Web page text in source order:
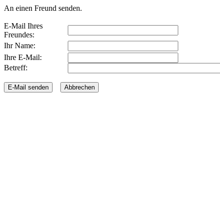
An einen Freund senden.
E-Mail Ihres
Freundes:
Ihr Name:
Ihre E-Mail:
Betreff: